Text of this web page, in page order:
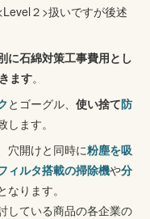
２>扱いですが後述
に石綿対策工事費用とし
ます。
とゴーグル、 使い捨て防
ます。
穴開けと同時に粉塵を吸
ィルタ搭載の掃除機や分
ります。
している商品の各企業の